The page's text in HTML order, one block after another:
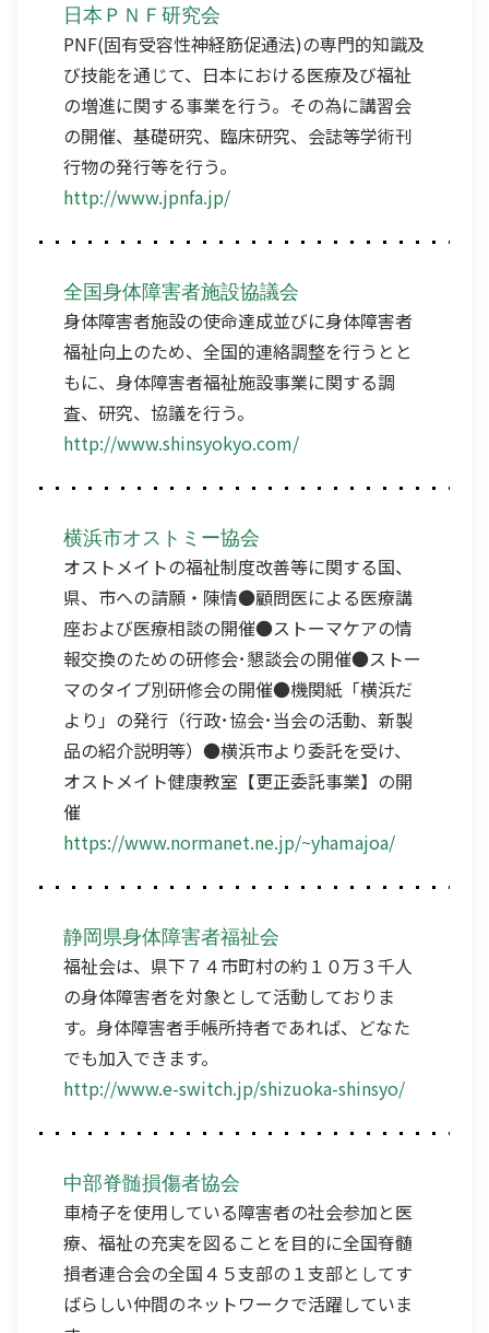
日本ＰＮＦ研究会
PNF(固有受容性神経筋促通法)の専門的知識及
び技能を通じて、日本における医療及び福祉
の増進に関する事業を行う。その為に講習会
の開催、基礎研究、臨床研究、会誌等学術刊
行物の発行等を行う。
http://www.jpnfa.jp/
全国身体障害者施設協議会
身体障害者施設の使命達成並びに身体障害者
福祉向上のため、全国的連絡調整を行うとと
もに、身体障害者福祉施設事業に関する調
査、研究、協議を行う。
http://www.shinsyokyo.com/
横浜市オストミー協会
オストメイトの福祉制度改善等に関する国、
県、市への請願・陳情●顧問医による医療講
座および医療相談の開催●ストーマケアの情
報交換のための研修会･懇談会の開催●ストー
マのタイプ別研修会の開催●機関紙「横浜だ
より」の発行（行政･協会･当会の活動、新製
品の紹介説明等）●横浜市より委託を受け、
オストメイト健康教室【更正委託事業】の開
催
https://www.normanet.ne.jp/~yhamajoa/
静岡県身体障害者福祉会
福祉会は、県下７４市町村の約１０万３千人
の身体障害者を対象として活動しておりま
す。身体障害者手帳所持者であれば、どなた
でも加入できます。
http://www.e-switch.jp/shizuoka-shinsyo/
中部脊髄損傷者協会
車椅子を使用している障害者の社会参加と医
療、福祉の充実を図ることを目的に全国脊髄
損者連合会の全国４５支部の１支部としてす
ばらしい仲間のネットワークで活躍していま